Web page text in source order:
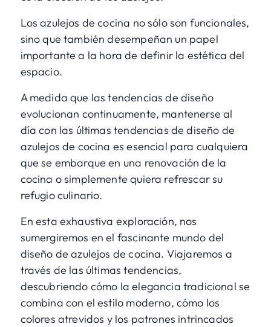
Los azulejos de cocina no sólo son funcionales,
sino que también desempeñan un papel
importante a la hora de definir la estética del
espacio.
A medida que las tendencias de diseño
evolucionan continuamente, mantenerse al
día con las últimas tendencias de diseño de
azulejos de cocina es esencial para cualquiera
que se embarque en una renovación de la
cocina o simplemente quiera refrescar su
refugio culinario.
En esta exhaustiva exploración, nos
sumergiremos en el fascinante mundo del
diseño de azulejos de cocina. Viajaremos a
través de las últimas tendencias,
descubriendo cómo la elegancia tradicional se
combina con el estilo moderno, cómo los
colores atrevidos y los patrones intrincados